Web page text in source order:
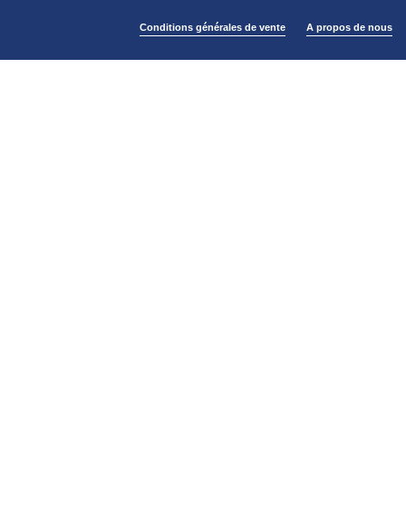
Conditions générales de vente A propos de nous